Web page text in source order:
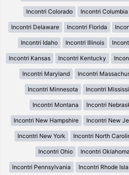
Incontri Colorado Incontri Columbia
Incontri Delaware Incontri Florida
Incontri Idaho Incontri Illinois
Incontri Kansas Incontri Kentucky
Incontri Maryland Incontri
Incontri Minnesota Incontri
Incontri Montana Incontri
Incontri New Hampshire Incontri New
Incontri New York Incontri North
Incontri Ohio Incontri Oklahoma
Incontri Pennsylvania Incontri Rhode